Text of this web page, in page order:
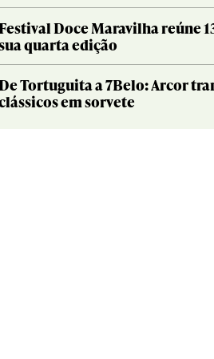
Doce Maravilha reúne
quarta edição
Tortuguita a 7Belo: Arcor
em sorvete